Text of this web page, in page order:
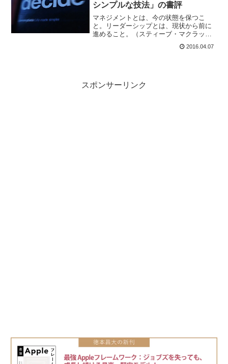
シンプルな技法」の書評
マネジメントとは、今の状態を保つこ
と。リーダーシップとは、現状から前に
進めること。（スティーブ・マクラッチ
――すべてを一瞬で判断できるシンプル
2016.04.07
スポンサーリンク